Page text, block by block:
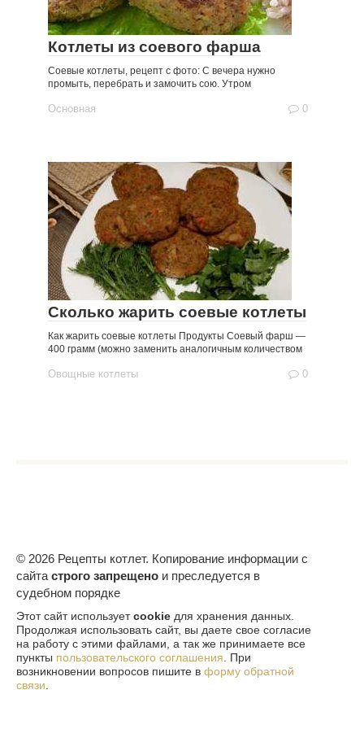
Котлеты из соевого фарша
Соевые котлеты, рецепт с фото: С вечера нужно
промыть, перебрать и замочить сою. Утром
Основная 0
Сколько жарить соевые котлеты
Как жарить соевые котлеты Продукты Соевый фарш —
400 грамм (можно заменить аналогичным количеством
Овощные котлеты 0
© 2026 Рецепты котлет. Копирование информации с
сайта строго запрещено и преследуется в
судебном порядке
Этот сайт использует cookie для хранения данных.
Продолжая использовать сайт, вы даете свое согласие
на работу с этими файлами, а так же принимаете все
пункты пользовательского соглашения. При
возникновении вопросов пишите в форму обратной
связи.